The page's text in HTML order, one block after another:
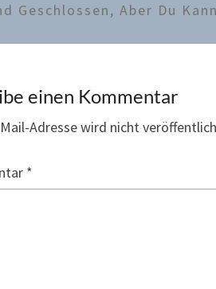
Geschlossen, Aber Du
einen Kommentar
Adresse wird nicht
*